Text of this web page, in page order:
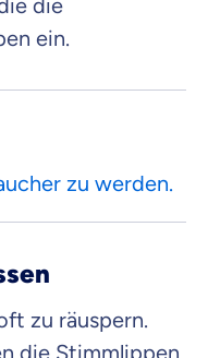
die
ein.
zu werden.
zu räuspern.
die Stimmlippen